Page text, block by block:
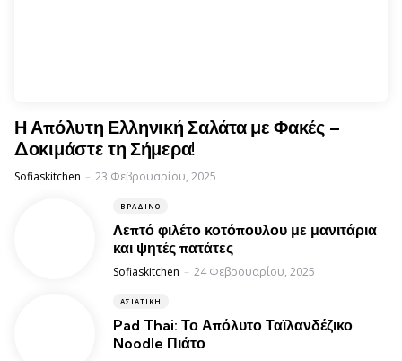
Η Απόλυτη Ελληνική Σαλάτα με Φακές –
Δοκιμάστε τη Σήμερα!
Posted
Sofiaskitchen 23 Φεβρουαρίου, 2025
ΒΡΑΔΙΝΌ
Λεπτό φιλέτο κοτόπουλου με μανιτάρια
και ψητές πατάτες
Posted
Sofiaskitchen 24 Φεβρουαρίου, 2025
ΑΣΙΑΤΙΚΉ
Pad Thai: Το Απόλυτο Ταϊλανδέζικο
Noodle Πιάτο